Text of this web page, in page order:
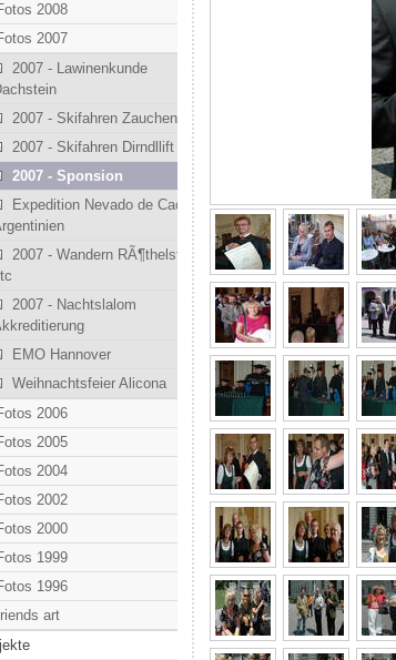
2008
2007
2007 - Lawinenkunde
2007 - Skifahren Zauchensee
2007 - Skifahren Dirndllift
2007 - Sponsion
Expedition Nevado de Cachi -
2007 - Wandern RÃ¶thelstein
2007 - Nachtslalom
EMO Hannover
Weihnachtsfeier Alicona
2006
2005
2004
2002
2000
1999
1996
art